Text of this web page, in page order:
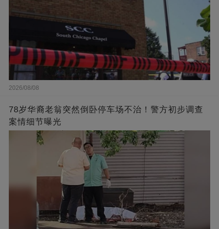
2026/08/08
78岁华裔老翁突然倒卧停车场不治！警方初步调查
案情细节曝光